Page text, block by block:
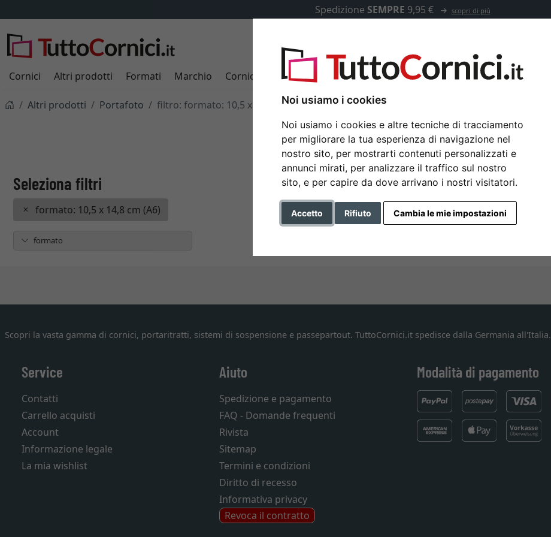
Noi usiamo i cookies
Noi usiamo i cookies e altre tecniche di tracciamento
per migliorare la tua esperienza di navigazione nel
nostro sito, per mostrarti contenuti personalizzati e
annunci mirati, per analizzare il traffico sul nostro
sito, e per capire da dove arrivano i nostri visitatori.
Accetto Rifiuto Cambia le mie impostazioni
Spedizione SEMPRE 9,95 € scopri di più
Cornici Altri prodotti Formati Marchio Cornici su misura Passepartout Accessori
Altri prodotti Portafoto filtro: formato: 10,5 x 14,8 cm (A6)
Portafoto
formato: 10,5 x 14,8 cm (A6)
formato
Scopri la vasta gamma di cornici, portaritratti, sistemi di sospensione e passepartout. TuttoCornici.it spedisce dalla Germania all'Italia.
Service
Contatti
Carrello acquisti
Account
Informazione legale
La mia wishlist
Aiuto
Spedizione e pagamento
FAQ - Domande frequenti
Rivista
Sitemap
Termini e condizioni
Diritto di recesso
Informativa privacy
Revoca il contratto
Modalità di pagamento